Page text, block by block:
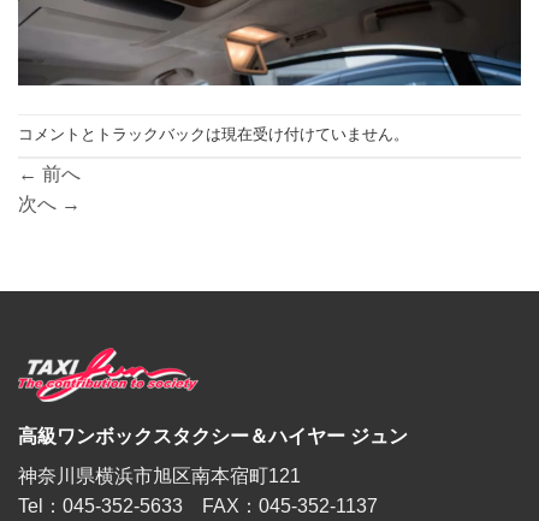
コメントとトラックバックは現在受け付けていません。
← 前へ
次へ →
高級ワンボックスタクシー＆ハイヤー ジュン
神奈川県横浜市旭区南本宿町121
Tel：045-352-5633 FAX：045-352-1137